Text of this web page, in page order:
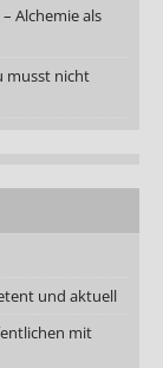
Alchemie als
musst nicht
und aktuell
mit